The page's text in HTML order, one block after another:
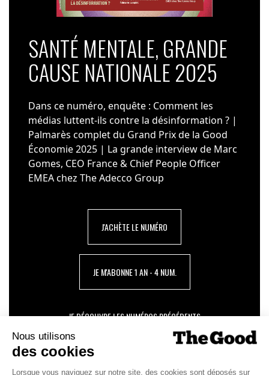
SANTÉ MENTALE, GRANDE
CAUSE NATIONALE 2025
Dans ce numéro, enquête : Comment les
médias luttent-ils contre la désinformation ? |
Palmarès complet du Grand Prix de la Good
Économie 2025 | La grande interview de Marc
Gomes, CEO France & Chief People Officer
EMEA chez The Adecco Group
J'ACHÈTE LE NUMÉRO
JE M'ABONNE 1 AN - 4 NUM.
JE DÉCOUVRE LES NUMÉROS PRÉCÉDENTS
Je suis déjà abonné(e) :
version digitale